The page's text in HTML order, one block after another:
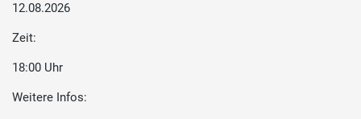
12.08.2026
Zeit:
18:00 Uhr
Weitere Infos: